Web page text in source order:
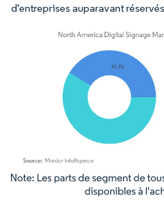
d'entreprises auparavant
Image © Mordor Intelligence. La